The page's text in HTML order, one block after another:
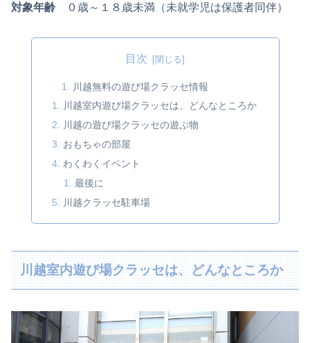
対象年齢 ０歳～１８歳未満（未就学児は保護者同伴）
目次
川越無料の遊び場クラッセ情報
川越室内遊び場クラッセは、どんなところか
川越の遊び場クラッセの遊ぶ物
おもちゃの部屋
わくわくイベント
最後に
川越クラッセ駐車場
川越室内遊び場クラッセは、どんなところか